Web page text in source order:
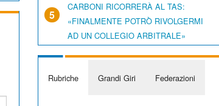
5
CARBONI RICORRERÀ AL TAS:
«FINALMENTE POTRÒ RIVOLGERMI
AD UN COLLEGIO ARBITRALE»
Rubriche Grandi Giri Federazioni